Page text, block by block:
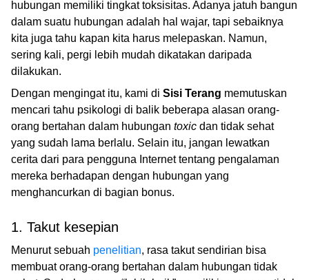
hubungan memiliki tingkat toksisitas. Adanya jatuh bangun
dalam suatu hubungan adalah hal wajar, tapi sebaiknya
kita juga tahu kapan kita harus melepaskan. Namun,
sering kali, pergi lebih mudah dikatakan daripada
dilakukan.
Dengan mengingat itu, kami di Sisi Terang memutuskan
mencari tahu psikologi di balik beberapa alasan orang-
orang bertahan dalam hubungan toxic dan tidak sehat
yang sudah lama berlalu. Selain itu, jangan lewatkan
cerita dari para pengguna Internet tentang pengalaman
mereka berhadapan dengan hubungan yang
menghancurkan di bagian bonus.
1. Takut kesepian
Menurut sebuah penelitian, rasa takut sendirian bisa
membuat orang-orang bertahan dalam hubungan tidak